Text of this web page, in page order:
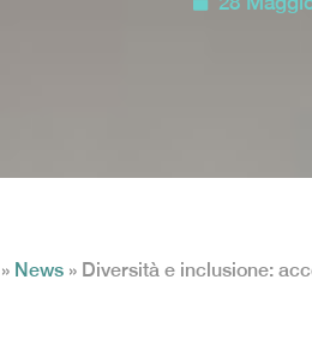
» News » Diversità e inclusione: